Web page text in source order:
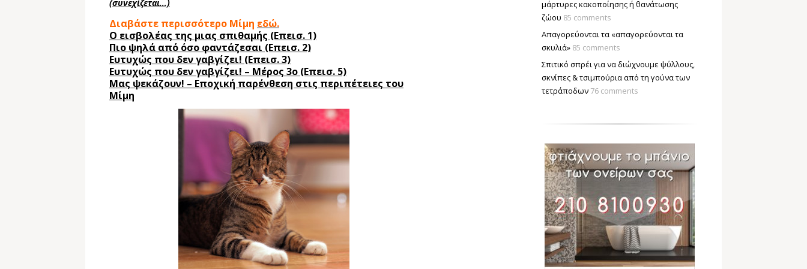
(συνεχίζεται…)
Διαβάστε περισσότερο Μίμη εδώ.
Ο εισβολέας της μιας σπιθαμής (Επεισ. 1)
Πιο ψηλά από όσο φαντάζεσαι (Επεισ. 2)
Ευτυχώς που δεν γαβγίζει! (Επεισ. 3)
Ευτυχώς που δεν γαβγίζει! – Μέρος 3ο (Επεισ. 5)
Μας ψεκάζουν! – Eποχική παρένθεση στις περιπέτειες του
Μίμη
μάρτυρες κακοποίησης ή θανάτωσης
ζώου 85 comments
Απαγορεύονται τα «απαγορεύονται τα
σκυλιά» 85 comments
Σπιτικό σπρέι για να διώχνουμε ψύλλους,
σκνίπες & τσιμπούρια από τη γούνα των
τετράποδων 76 comments